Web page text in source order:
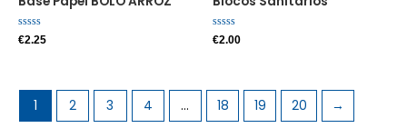
Avaliação
0
€2.25
Avaliação
0
€2.00
1 2 3 4 … 18 19 20 →